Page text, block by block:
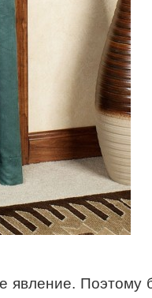
Поэтому